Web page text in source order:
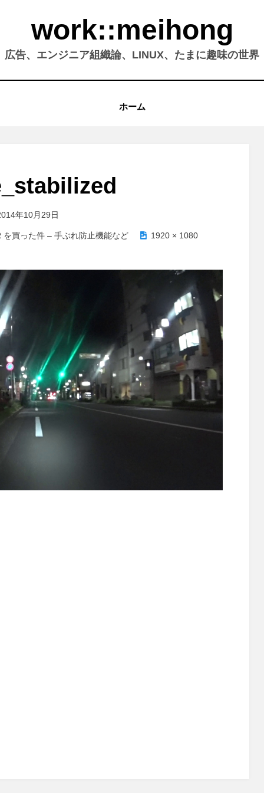
work::meihong
広告、エンジニア組織論、LINUX、たまに趣味の世界
ホーム
年10月29日
買った件 – 手ぶれ防止機能など 1920 × 1080